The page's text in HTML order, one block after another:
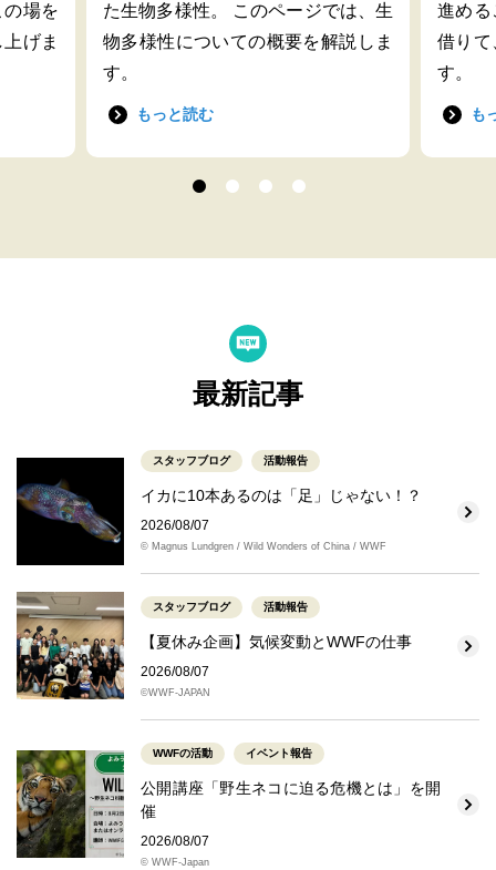
場を
げま
た生物多様性。 このページでは、生
物多様性についての概要を解説しま
す。
もっと読む
進める
借りて
す。
も
最新記事
スタッフブログ 活動報告
イカに10本あるのは「足」じゃない！？
2026/08/07
© Magnus Lundgren / Wild Wonders of China / WWF
スタッフブログ 活動報告
【夏休み企画】気候変動とWWFの仕事
2026/08/07
©WWF-JAPAN
WWFの活動 イベント報告
公開講座「野生ネコに迫る危機とは」を開
催
2026/08/07
© WWF-Japan